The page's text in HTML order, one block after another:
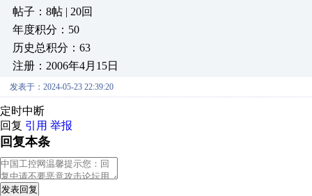
帖子：8帖 | 20回
年度积分：50
历史总积分：63
注册：2006年4月15日
发表于：2024-05-23 22:39:20
定时中断
回复 引用 举报
回复本条
发表回复